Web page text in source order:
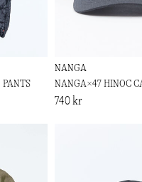
NANGA
NANGA×47 HINOC
740 kr